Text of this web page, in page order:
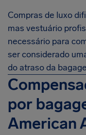
Compras de luxo
mas vestuário
necessário para
ser considerado
do atraso da
por
American